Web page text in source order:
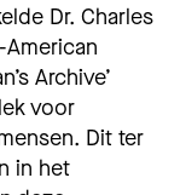
Dr. Charles
Archive’
voor
Dit ter
in het